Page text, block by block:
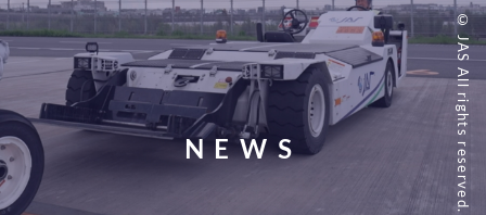
NEWS © JAS All rights reserved.